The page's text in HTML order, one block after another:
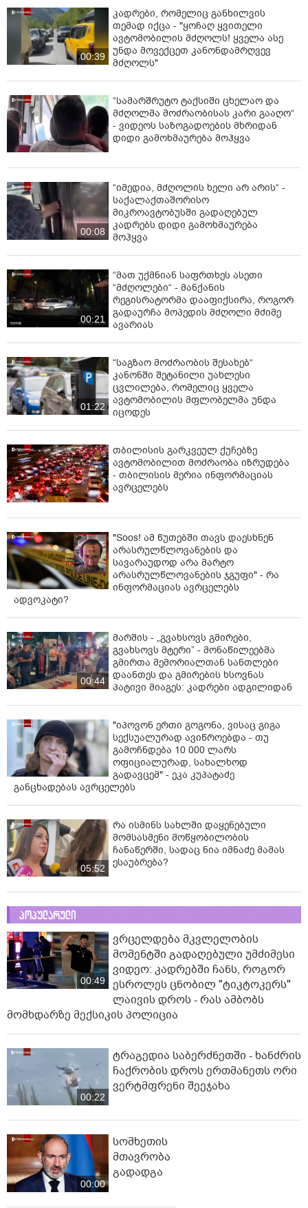
00:39
კადრები, რომელიც განხილვის
თემად იქცა - "ყოჩაღ ყვითელი
ავტომობილის მძღოლს! ყველა ასე
უნდა მოვექცეთ კანონდამრღვევ
მძღოლს"
“სამარშრუტო ტაქსიში ცხელაო და
მძღოლმა მოძრაობისას კარი გააღო“
- ვიდეოს საზოგადოების მხრიდან
დიდი გამოხმაურება მოჰყვა
00:08
“იმედია, მძღოლის ხელი არ არის“ -
საქალაქთაშორისო
მიკროავტობუსში გადაღებულ
კადრებს დიდი გამოხმაურება
მოჰყვა
00:21
“მათ უქმნიან საფრთხეს ასეთი
“მძღოლები“ - მანქანის
რეგისრატორმა დააფიქსირა, როგორ
გადაურჩა მოპედის მძღოლი მძიმე
ავარიას
01:22
“საგზაო მოძრაობის შესახებ“
კანონში შეტანილი უახლესი
ცვლილება, რომელიც ყველა
ავტომობილის მფლობელმა უნდა
იცოდეს
თბილისის გარკვეულ ქუჩებზე
ავტომობილით მოძრაობა იზრუდება
- თბილისის მერია ინფორმაციას
ავრცელებს
"Soos! ამ წუთებში თავს დაესხნენ
არასრულწლოვანების და
სავარაუდოდ არა მარტო
არასრულწლოვანების ჯგუფი" - რა
ინფორმაციას ავრცელებს
ადვოკატი?
00:44
მარშის - „გვახსოვს გმირები,
გვახსოვს მტერი” - მონაწილეებმა
გმირთა მემორიალთან სანთლები
დაანთეს და გმირების ხსოვნას
პატივი მიაგეს: კადრები ადგილიდან
"იპოვონ ერთი გოგონა, ვისაც გიგა
სექსუალურად ავიწროებდა - თუ
გამოჩნდება 10 000 ლარს
ოფიციალურად, სახალხოდ
გადავცემ" - ეკა კუპატაძე
განცხადებას ავრცელებს
05:52
რა ისმინს სახლში დაყენებული
მომსასმენი მოწყობილობის
ჩანაწერში, სადაც ნია იმნაძე მამას
ესაუბრება?
პოპულარული
00:49
ვრცელდება მკვლელობის
მომენტში გადაღებული უმძიმესი
ვიდეო: კადრებში ჩანს, როგორ
ესროლეს ცნობილ "ტიკტოკერს"
ლაივის დროს - რას ამბობს
მომხდარზე მექსიკის პოლიცია
00:22
ტრაგედია საბერძნეთში - ხანძრის
ჩაქრობის დროს ერთმანეთს ორი
ვერტმფრენი შეეჯახა
00:00
სომხეთის
მთავრობა
გადადგა